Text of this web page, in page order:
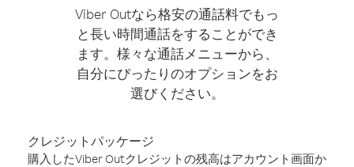
Viber Outなら格安の通話料でもっ
と長い時間通話をすることができ
ます。様々な通話メニューから、
自分にぴったりのオプションをお
選びください。
クレジットパッケージ
購入したViber Outクレジットの残高はアカウント画面か